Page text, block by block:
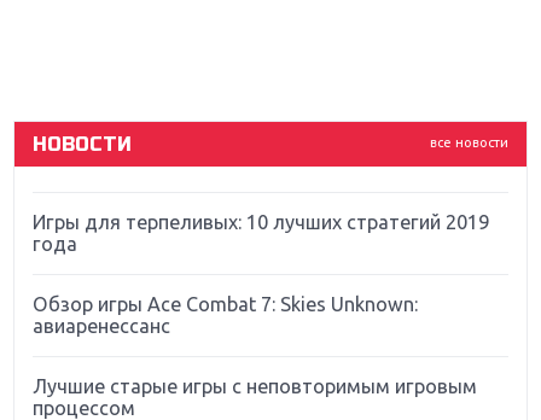
все новости
НОВОСТИ
Far Cry 5: хвалить нельзя ругать
Игры для терпеливых: 10 лучших стратегий 2019
года
Обзор игры Ace Combat 7: Skies Unknown:
авиаренессанс
Лучшие старые игры с неповторимым игровым
процессом